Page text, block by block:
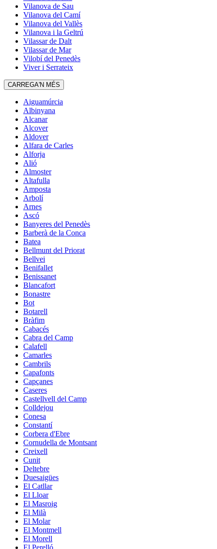
Vilanova de Sau
Vilanova del Camí
Vilanova del Vallès
Vilanova i la Geltrú
Vilassar de Dalt
Vilassar de Mar
Vilobí del Penedès
Viver i Serrateix
CARREGA'N MÉS
Aiguamúrcia
Albinyana
Alcanar
Alcover
Aldover
Alfara de Carles
Alforja
Alió
Almoster
Altafulla
Amposta
Arbolí
Arnes
Ascó
Banyeres del Penedès
Barberà de la Conca
Batea
Bellmunt del Priorat
Bellvei
Benifallet
Benissanet
Blancafort
Bonastre
Bot
Botarell
Bràfim
Cabacés
Cabra del Camp
Calafell
Camarles
Cambrils
Capafonts
Capçanes
Caseres
Castellvell del Camp
Colldejou
Conesa
Constantí
Corbera d'Ebre
Cornudella de Montsant
Creixell
Cunit
Deltebre
Duesaigües
El Catllar
El Lloar
El Masroig
El Milà
El Molar
El Montmell
El Morell
El Perelló